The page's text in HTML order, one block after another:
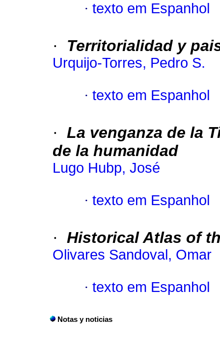
· texto em Espanhol
· Territorialidad y
Urquijo-Torres, Pedro S.
· texto em Espanhol
· La venganza de la
de la humanidad
Lugo Hubp, José
· texto em Espanhol
· Historical Atlas of
Olivares Sandoval, Omar
· texto em Espanhol
Notas y noticias